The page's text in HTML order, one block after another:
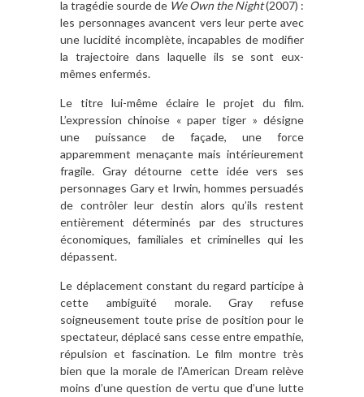
la tragédie sourde de We Own the Night(2007) :
les personnages avancent vers leur perte avec
une lucidité incomplète, incapables de modifier
la trajectoire dans laquelle ils se sont eux-
mêmes enfermés.
Le titre lui-même éclaire le projet du film.
L’expression chinoise « paper tiger » désigne
une puissance de façade, une force
apparemment menaçante mais intérieurement
fragile. Gray détourne cette idée vers ses
personnages Gary et Irwin, hommes persuadés
de contrôler leur destin alors qu’ils restent
entièrement déterminés par des structures
économiques, familiales et criminelles qui les
dépassent.
Le déplacement constant du regard participe à
cette ambiguïté morale. Gray refuse
soigneusement toute prise de position pour le
spectateur, déplacé sans cesse entre empathie,
répulsion et fascination. Le film montre très
bien que la morale de l’American Dream relève
moins d’une question de vertu que d’une lutte